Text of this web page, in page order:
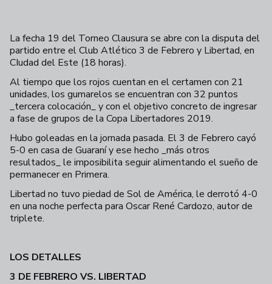
La fecha 19 del Torneo Clausura se abre con la disputa del
partido entre el Club Atlético 3 de Febrero y Libertad, en
CIudad del Este (18 horas).
Al tiempo que los rojos cuentan en el certamen con 21
unidades, los gumarelos se encuentran con 32 puntos
_tercera colocación_ y con el objetivo concreto de ingresar
a fase de grupos de la Copa Libertadores 2019.
Hubo goleadas en la jornada pasada. El 3 de Febrero cayó
5-0 en casa de Guaraní y ese hecho _más otros
resultados_ le imposibilita seguir alimentando el sueño de
permanecer en Primera.
Libertad no tuvo piedad de Sol de América, le derrotó 4-0
en una noche perfecta para Oscar René Cardozo, autor de
triplete.
LOS DETALLES
3 DE FEBRERO VS. LIBERTAD